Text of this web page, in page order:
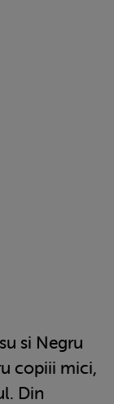
si Negru
copiii mici,
Din